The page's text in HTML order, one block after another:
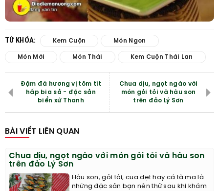
TỪ KHÓA: Kem Cuộn Món Ngon
Món Mới Món Thái Kem Cuộn Thái Lan
Đậm đà hương vị tôm tít
hấp bia sả - đặc sản
biển xứ Thanh
Chua dịu, ngọt ngào với
món gỏi tỏi và hàu son
trên đảo Lý Sơn
BÀI VIẾT LIÊN QUAN
Chua dịu, ngọt ngào với món gỏi tỏi và hàu son
trên đảo Lý Sơn
Hàu son, gỏi tỏi, cua dẹt hay cá tà ma là
những đặc sản bạn nên thử sau khi khám